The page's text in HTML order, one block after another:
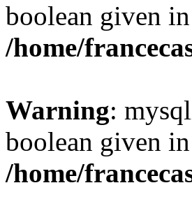
boolean given in
/home/
Warning:
boolean given in
/home/